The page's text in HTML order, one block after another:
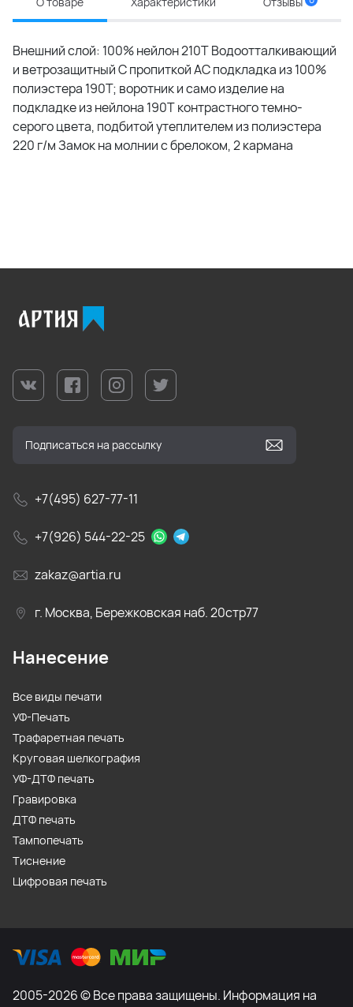
Внешний слой: 100% нейлон 210Т Водоотталкивающий
и ветрозащитный С пропиткой АС подкладка из 100%
полиэстера 190T; воротник и само изделие на
подкладке из нейлона 190T контрастного темно-
серого цвета, подбитой утеплителем из полиэстера
220 г/м Замок на молнии с брелоком, 2 кармана
+7(495) 627-77-11
+7(926) 544-22-25
zakaz@artia.ru
г. Москва, Бережковская наб. 20стр77
Нанесение
Все виды печати
УФ-Печать
Трафаретная печать
Круговая шелкография
УФ-ДТФ печать
Гравировка
ДТФ печать
Тампопечать
Тиснение
Цифровая печать
2005-2026 © Все права защищены. Информация на